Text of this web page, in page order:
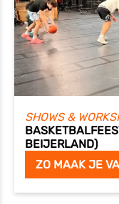
SHOWS &
BEIJERLAND)
ZO MAAK JE